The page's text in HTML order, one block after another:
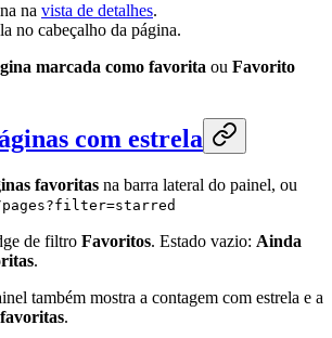
na vista de detalhes.
no cabeçalho da página.
marcada como favorita ou Favorito
com estrela
favoritas na barra lateral do painel, ou
de filtro Favoritos. Estado vazio: Ainda
.
também mostra a contagem com estrela e a
.